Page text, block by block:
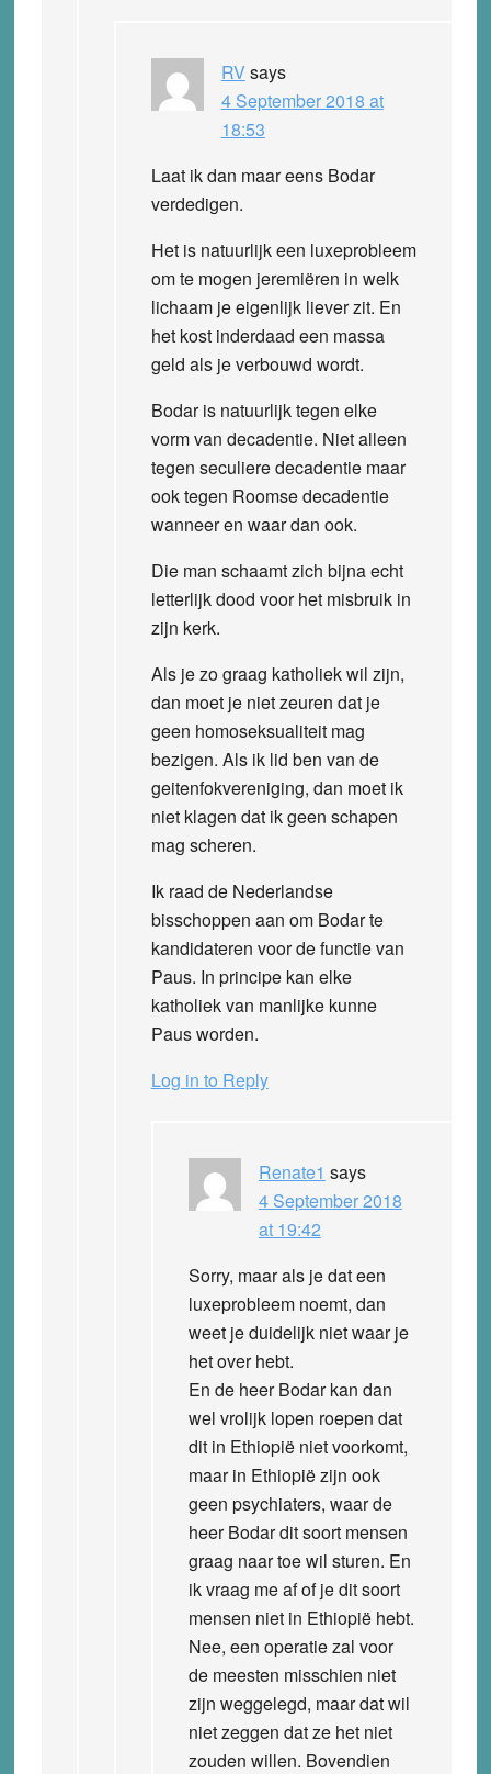
RV says
4 September 2018 at
18:53
Laat ik dan maar eens Bodar
verdedigen.
Het is natuurlijk een luxeprobleem
om te mogen jeremiëren in welk
lichaam je eigenlijk liever zit. En
het kost inderdaad een massa
geld als je verbouwd wordt.
Bodar is natuurlijk tegen elke
vorm van decadentie. Niet alleen
tegen seculiere decadentie maar
ook tegen Roomse decadentie
wanneer en waar dan ook.
Die man schaamt zich bijna echt
letterlijk dood voor het misbruik in
zijn kerk.
Als je zo graag katholiek wil zijn,
dan moet je niet zeuren dat je
geen homoseksualiteit mag
bezigen. Als ik lid ben van de
geitenfokvereniging, dan moet ik
niet klagen dat ik geen schapen
mag scheren.
Ik raad de Nederlandse
bisschoppen aan om Bodar te
kandidateren voor de functie van
Paus. In principe kan elke
katholiek van manlijke kunne
Paus worden.
Log in to Reply
Renate1 says
4 September 2018
at 19:42
Sorry, maar als je dat een
luxeprobleem noemt, dan
weet je duidelijk niet waar je
het over hebt.
En de heer Bodar kan dan
wel vrolijk lopen roepen dat
dit in Ethiopië niet voorkomt,
maar in Ethiopië zijn ook
geen psychiaters, waar de
heer Bodar dit soort mensen
graag naar toe wil sturen. En
ik vraag me af of je dit soort
mensen niet in Ethiopië hebt.
Nee, een operatie zal voor
de meesten misschien niet
zijn weggelegd, maar dat wil
niet zeggen dat ze het niet
zouden willen. Bovendien